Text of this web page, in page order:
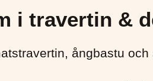
i travertin &
ångbastu